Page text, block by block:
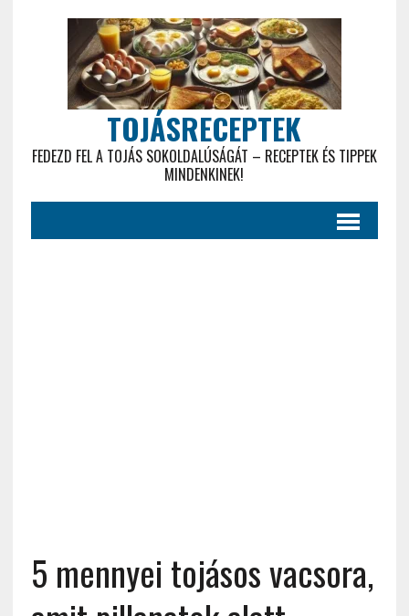
TOJÁSRECEPTEK
FEDEZD FEL A TOJÁS SOKOLDALÚSÁGÁT – RECEPTEK ÉS TIPPEK
MINDENKINEK!
5 mennyei tojásos vacsora,